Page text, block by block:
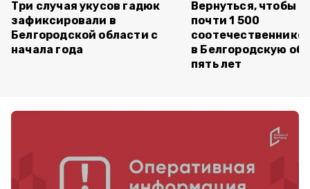
Три случая укусов гадюк
зафиксировали в
Белгородской области с
начала года
Вернуться, чтобы
почти 1 500
в Белгородскую
пять лет